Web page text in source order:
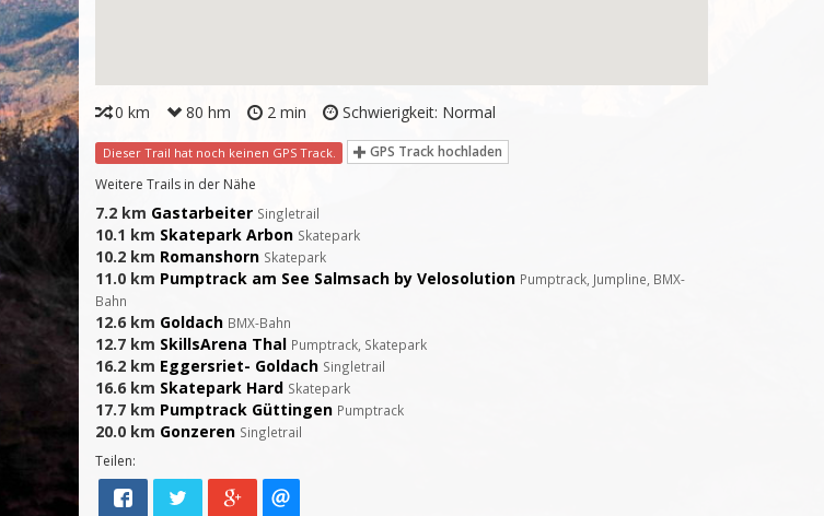
0 km 80 hm 2 min Schwierigkeit: Normal
Dieser Trail hat noch keinen GPS Track.
GPS Track hochladen
Weitere Trails in der Nähe
7.2 km Gastarbeiter Singletrail
10.1 km Skatepark Arbon Skatepark
10.2 km Romanshorn Skatepark
11.0 km Pumptrack am See Salmsach by Velosolution Pumptrack, Jumpline, BMX-
Bahn
12.6 km Goldach BMX-Bahn
12.7 km SkillsArena Thal Pumptrack, Skatepark
16.2 km Eggersriet- Goldach Singletrail
16.6 km Skatepark Hard Skatepark
17.7 km Pumptrack Güttingen Pumptrack
20.0 km Gonzeren Singletrail
Teilen: